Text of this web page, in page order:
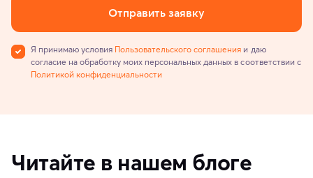
Отправить заявку
Я принимаю условия Пользовательского соглашения и даю
согласие на обработку моих персональных данных в соответствии с
Политикой конфиденциальности
Читайте в нашем блоге